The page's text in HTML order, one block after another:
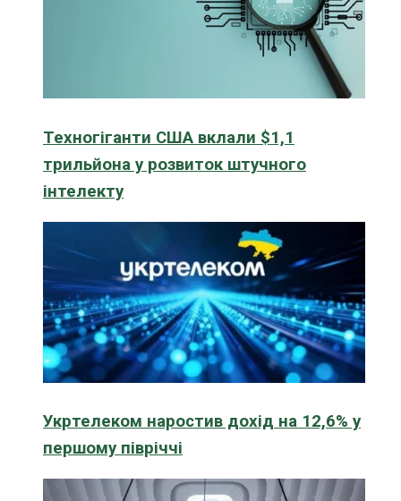
Техногіганти США вклали $1,1
трильйона у розвиток штучного
інтелекту
Укртелеком наростив дохід на 12,6% у
першому півріччі